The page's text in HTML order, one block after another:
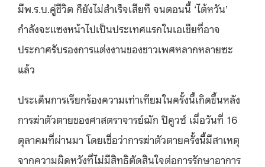
มีพ.ร.บ.คู่ชีวิต ก็ยังไม่สำเร็จเสียที จนตอนนี้ ‘ไต้หวัน’
กำลังจะแซงหน้าไปเป็นประเทศแรกในเอเชียที่อาจ
ประกาศรับรองการแต่งงานของชาวเพศหลากหลายซะ
แล้ว
ประเด็นการเรียกร้องความเท่าเทียมในครั้งนี้เกิดขึ้นหลัง
การฆ่าตัวตายของศาสตราจารย์ฌัก ปิคูวซ์ เมื่อวันที่ 16
ตุลาคมที่ผ่านมา โดยเชื่อว่าการฆ่าตัวตายครั้งนี้มีสาเหตุ
จากความผิดหวังที่ไม่มีสิทธิตัดสินใจต่อการรักษาอาการ